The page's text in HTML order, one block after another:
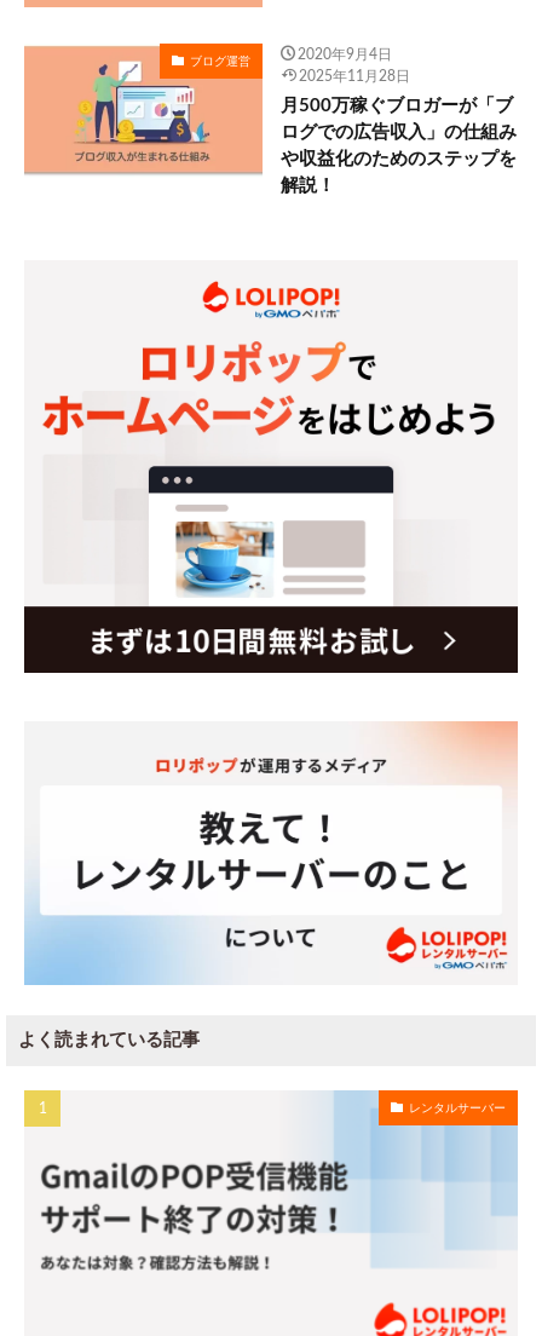
ブログ運営
2020年9月4日
2025年11月28日
月500万稼ぐブロガーが「ブ
ログでの広告収入」の仕組み
や収益化のためのステップを
解説！
よく読まれている記事
レンタルサーバー